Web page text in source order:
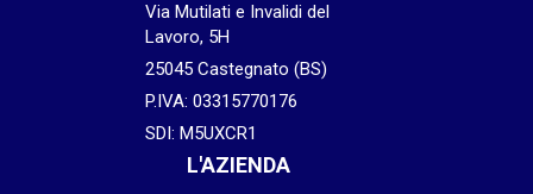
Via Mutilati e Invalidi del
Lavoro, 5H
25045 Castegnato (BS)
P.IVA: 03315770176
SDI: M5UXCR1
L'AZIENDA